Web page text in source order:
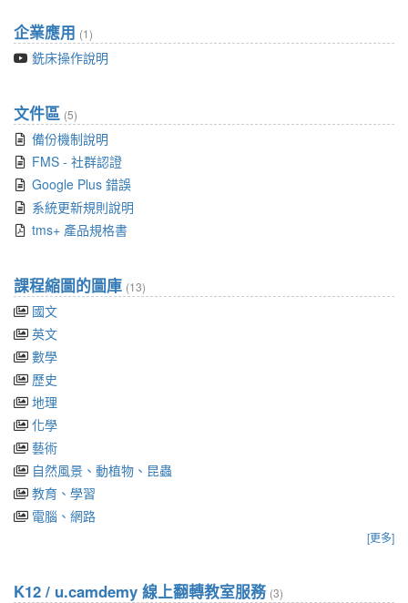
企業應用 (1)
銑床操作說明
文件區 (5)
備份機制說明
FMS - 社群認證
Google Plus 錯誤
系統更新規則說明
tms+ 產品規格書
課程縮圖的圖庫 (13)
國文
英文
數學
歷史
地理
化學
藝術
自然風景、動植物、昆蟲
教育、學習
電腦、網路
[更多]
K12 / u.camdemy 線上翻轉教室服務 (3)